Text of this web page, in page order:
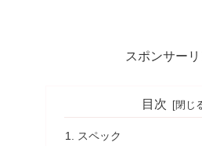
スポンサーリ
目次
スペック